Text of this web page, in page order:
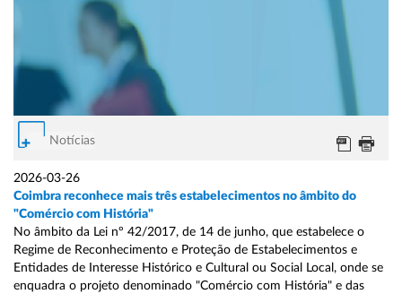
Notícias
2026-03-26
Coimbra reconhece mais três estabelecimentos no âmbito do
"Comércio com História"
No âmbito da Lei nº 42/2017, de 14 de junho, que estabelece o
Regime de Reconhecimento e Proteção de Estabelecimentos e
Entidades de Interesse Histórico e Cultural ou Social Local, onde se
enquadra o projeto denominado "Comércio com História" e das